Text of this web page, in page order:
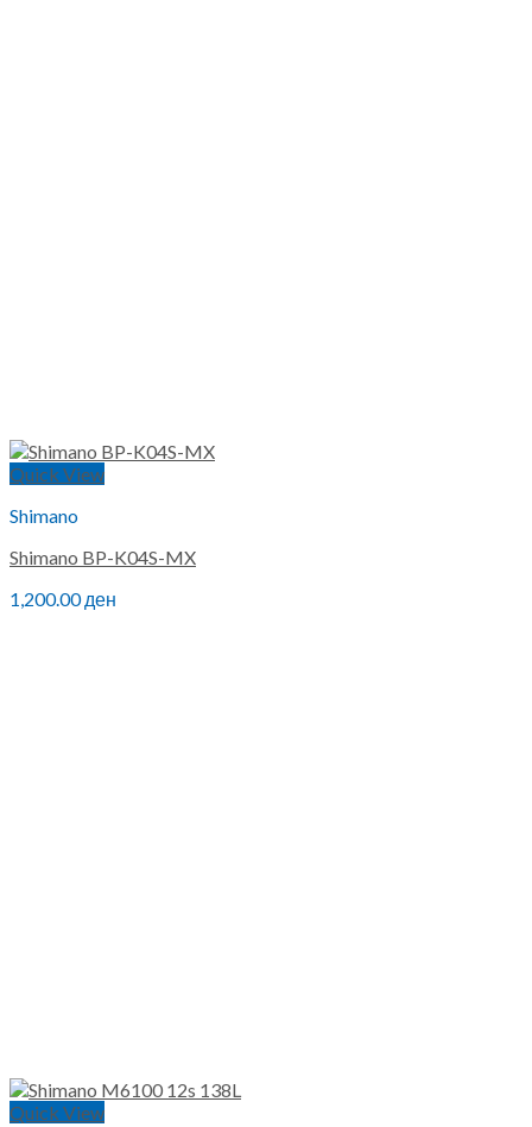
Quick View
Shimano
Shimano BP-K04S-MX
1,200.00ден
Quick View